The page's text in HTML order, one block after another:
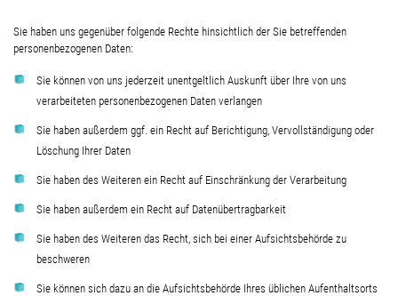
Sie haben uns gegenüber folgende Rechte hinsichtlich der Sie betreffenden
personenbezogenen Daten:
Sie können von uns jederzeit unentgeltlich Auskunft über Ihre von uns
verarbeiteten personenbezogenen Daten verlangen
Sie haben außerdem ggf. ein Recht auf Berichtigung, Vervollständigung oder
Löschung Ihrer Daten
Sie haben des Weiteren ein Recht auf Einschränkung der Verarbeitung
Sie haben außerdem ein Recht auf Datenübertragbarkeit
Sie haben des Weiteren das Recht, sich bei einer Aufsichtsbehörde zu
beschweren
Sie können sich dazu an die Aufsichtsbehörde Ihres üblichen Aufenthaltsorts